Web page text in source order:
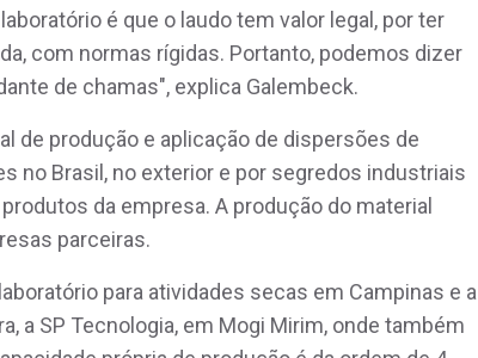
é que o laudo tem valor legal, por ter
com normas rígidas. Portanto, podemos dizer
de chamas", explica Galembeck.
de produção e aplicação de dispersões de
no Brasil, no exterior e por segredos industriais
da empresa. A produção do material
parceiras.
para atividades secas em Campinas e a
a SP Tecnologia, em Mogi Mirim, onde também